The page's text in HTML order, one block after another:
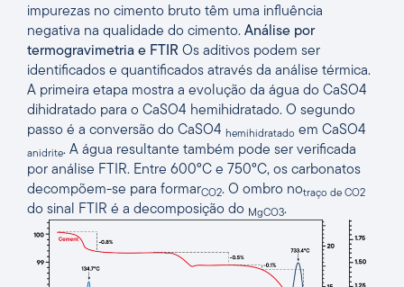
impurezas no cimento bruto têm uma influência
negativa na qualidade do cimento. Análise por
termogravimetria e FTIR Os aditivos podem ser
identificados e quantificados através da análise térmica.
A primeira etapa mostra a evolução da água do CaSO4
dihidratado para o CaSO4 hemihidratado. O segundo
passo é a conversão do CaSO4 hemihidratado em CaSO4
anidrite. A água resultante também pode ser verificada
por análise FTIR. Entre 600°C e 750°C, os carbonatos
decompõem-se para formarCO2. O ombro notraço de CO2
do sinal FTIR é a decomposição do MgCO3.